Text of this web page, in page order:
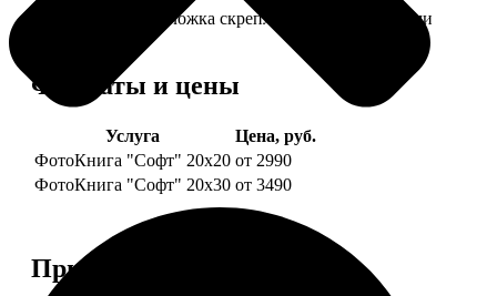
— Страницы и обложка скреплены металлическими
Форматы и цены
Услуга
Цена, руб.
ФотоКнига "Софт" 20х20 от 2990
ФотоКнига "Софт" 20х30 от 3490
Примеры работ